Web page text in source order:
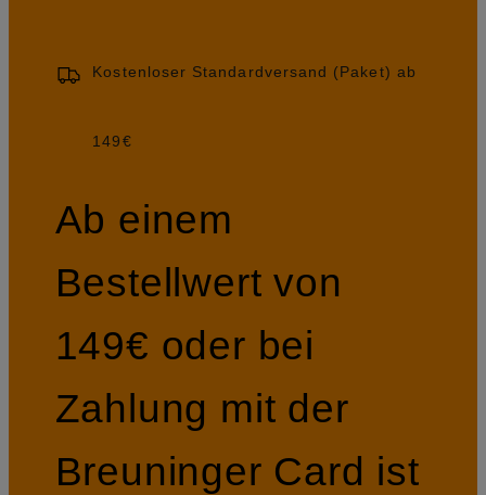
Kostenloser Standardversand (Paket) ab
149€
Ab einem
Bestellwert von
149€ oder bei
Zahlung mit der
Breuninger Card ist